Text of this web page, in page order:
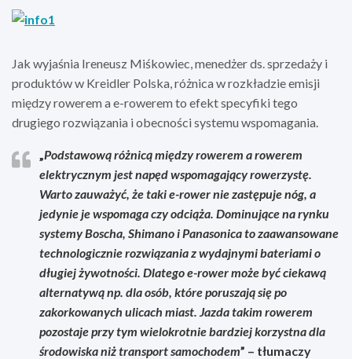
Jak wyjaśnia Ireneusz Miśkowiec, menedżer ds. sprzedaży i
produktów w Kreidler Polska, różnica w rozkładzie emisji
między rowerem a e-rowerem to efekt specyfiki tego
drugiego rozwiązania i obecności systemu wspomagania.
Podstawową różnicą między rowerem a rowerem
elektrycznym jest napęd wspomagający rowerzystę.
Warto zauważyć, że taki e-rower nie zastępuje nóg, a
jedynie je wspomaga czy odciąża. Dominujące na rynku
systemy Boscha, Shimano i Panasonica to zaawansowane
technologicznie rozwiązania z wydajnymi bateriami o
długiej żywotności. Dlatego e-rower może być ciekawą
alternatywą np. dla osób, które poruszają się po
zakorkowanych ulicach miast. Jazda takim rowerem
pozostaje przy tym wielokrotnie bardziej korzystna dla
środowiska niż transport samochodem” – tłumaczy